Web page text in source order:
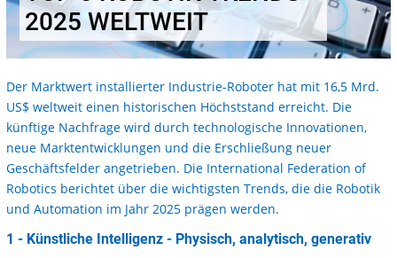
2025 WELTWEIT
Der Marktwert installierter Industrie-Roboter hat mit 16,5 Mrd.
US$ weltweit einen historischen Höchststand erreicht. Die
künftige Nachfrage wird durch technologische Innovationen,
neue Marktentwicklungen und die Erschließung neuer
Geschäftsfelder angetrieben. Die International Federation of
Robotics berichtet über die wichtigsten Trends, die die Robotik
und Automation im Jahr 2025 prägen werden.
1 - Künstliche Intelligenz - Physisch, analytisch, generativ